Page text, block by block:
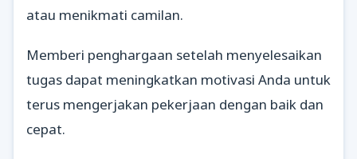
atau menikmati camilan.
Memberi penghargaan setelah menyelesaikan
tugas dapat meningkatkan motivasi Anda untuk
terus mengerjakan pekerjaan dengan baik dan
cepat.